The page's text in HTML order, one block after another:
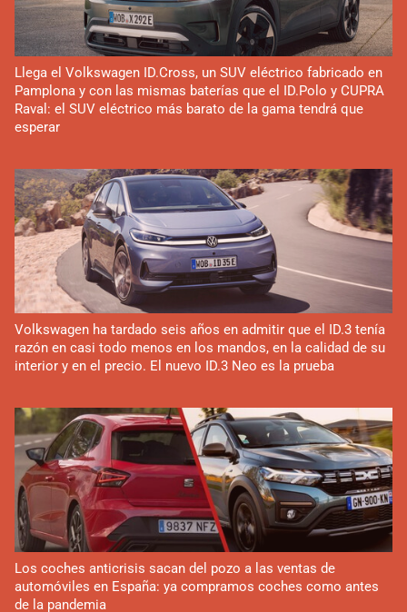
Llega el Volkswagen ID.Cross, un SUV eléctrico fabricado en
Pamplona y con las mismas baterías que el ID.Polo y CUPRA
Raval: el SUV eléctrico más barato de la gama tendrá que
esperar
Volkswagen ha tardado seis años en admitir que el ID.3 tenía
razón en casi todo menos en los mandos, en la calidad de su
interior y en el precio. El nuevo ID.3 Neo es la prueba
Los coches anticrisis sacan del pozo a las ventas de
automóviles en España: ya compramos coches como antes
de la pandemia